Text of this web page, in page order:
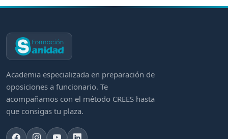
Academia especializada en preparación de
oposiciones a funcionario. Te
acompañamos con el método CREES hasta
que consigas tu plaza.